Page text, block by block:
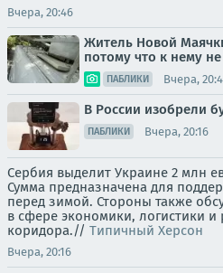
Вчера, 20:46
Житель Новой
потому что к нему
ПАБЛИКИ Вчера,
В России изобрели
ПАБЛИКИ Вчера, 20:16
Сербия выделит Украине 2 млн
Сумма предназначена для
перед зимой. Стороны также
в сфере экономики, логистики и
коридора.// Типичный Херсон
Вчера, 20:16